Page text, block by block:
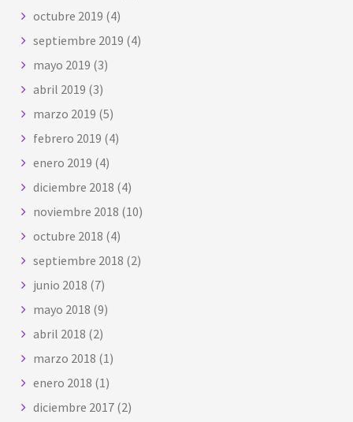
octubre 2019 (4)
septiembre 2019 (4)
mayo 2019 (3)
abril 2019 (3)
marzo 2019 (5)
febrero 2019 (4)
enero 2019 (4)
diciembre 2018 (4)
noviembre 2018 (10)
octubre 2018 (4)
septiembre 2018 (2)
junio 2018 (7)
mayo 2018 (9)
abril 2018 (2)
marzo 2018 (1)
enero 2018 (1)
diciembre 2017 (2)